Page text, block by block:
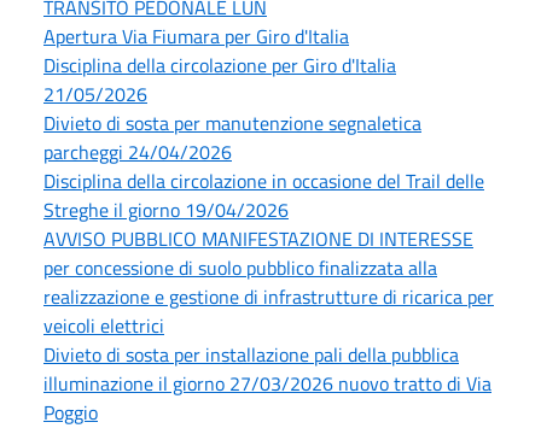
TRANSITO PEDONALE LUN
Apertura Via Fiumara per Giro d'Italia
Disciplina della circolazione per Giro d'Italia
21/05/2026
Divieto di sosta per manutenzione segnaletica
parcheggi 24/04/2026
Disciplina della circolazione in occasione del Trail delle
Streghe il giorno 19/04/2026
AVVISO PUBBLICO MANIFESTAZIONE DI INTERESSE
per concessione di suolo pubblico finalizzata alla
realizzazione e gestione di infrastrutture di ricarica per
veicoli elettrici
Divieto di sosta per installazione pali della pubblica
illuminazione il giorno 27/03/2026 nuovo tratto di Via
Poggio